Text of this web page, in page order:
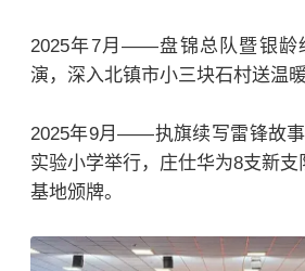
2025年7月——盘锦总队暨银龄
演，深入北镇市小三块石村送温暖
2025年9月——执旗续写雷锋故
实验小学举行，庄仕华为8支新
基地颁牌。